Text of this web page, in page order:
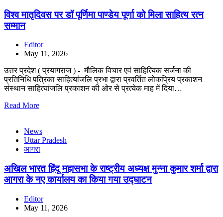
विश्व मातृदिवस पर डॉ पूर्णिमा पाण्डेय पूर्णा को मिला साहित्य रत्न
सम्मान
Editor
May 11, 2026
उत्तर प्रदेश ( प्रयागराज ) - मौलिक विचार एवं साहित्यिक सर्जना की
प्रतिनिधि पत्रिका साहित्यांजलि प्रभा द्वारा प्रवर्तित लोकप्रिय प्रकाशन
संस्थान साहित्यांजलि प्रकाशन की ओर से प्रत्येक माह में दिया…
Read More
News
Uttar Pradesh
आगरा
अखिल भारत हिंदू महासभा के राष्ट्रीय अध्यक्ष मुन्ना कुमार शर्मा द्वारा
आगरा के नए कार्यालय का किया गया उद्घाटन
Editor
May 11, 2026